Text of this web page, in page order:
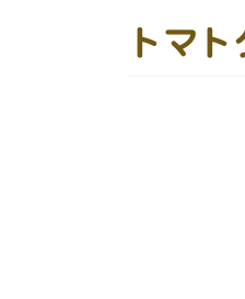
トマ